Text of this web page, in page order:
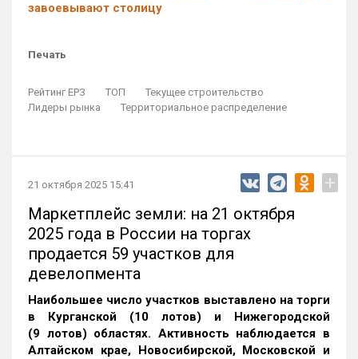
завоевывают столицу
Печать
Рейтинг ЕРЗ ТОП
Текущее строительство
Лидеры рынка
Территориальное распределение
21 октября 2025 15:41 +
Маркетплейс земли: на 21 октября
2025 года в России на торгах
продается 59 участков для
девелопмента
Наибольшее число участков выставлено на торги
в Курганской (10 лотов) и Нижегородской
(9 лотов) областях. Активность наблюдается в
Алтайском крае, Новосибирской, Московской и